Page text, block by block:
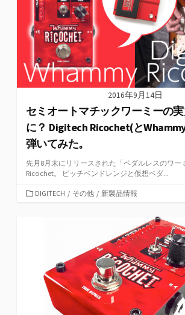
2016年9月14日
セミオートマチックワーミーの
に？ Digitech Ricochet(と
弾いてみた。
先月8月末にリリースされた「ペダルレスのワー
Ricochet。 ピッチベンドレンジと仮想ペダ...
カDIGITECH / その他 / 新製品情報